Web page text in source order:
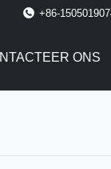
+86-
ONS